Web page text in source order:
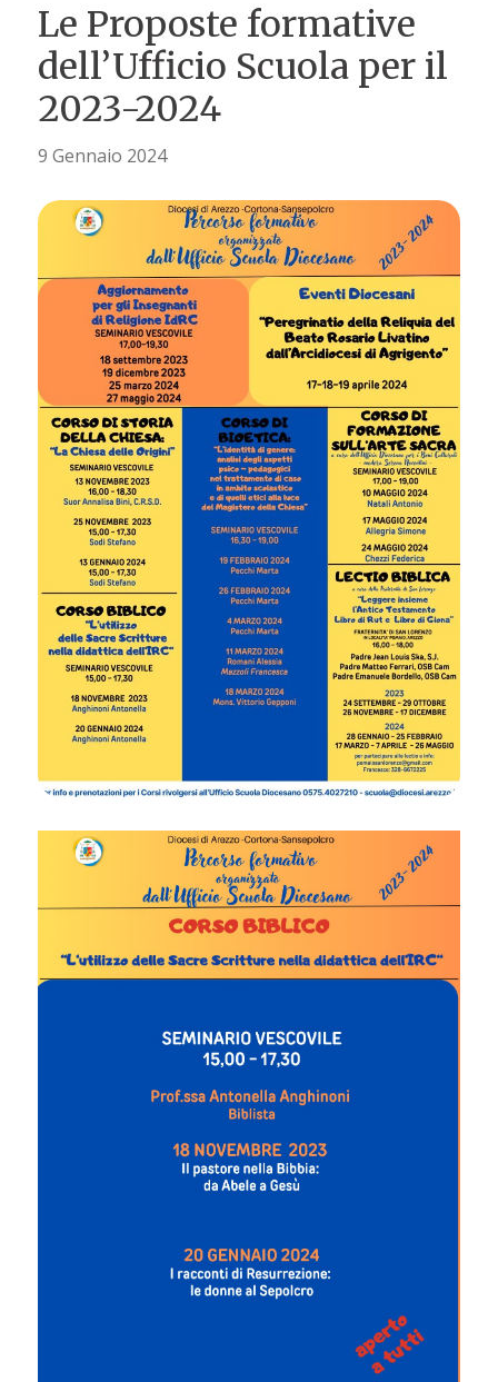
Le Proposte formative
dell’Ufficio Scuola per il
2023-2024
9 Gennaio 2024